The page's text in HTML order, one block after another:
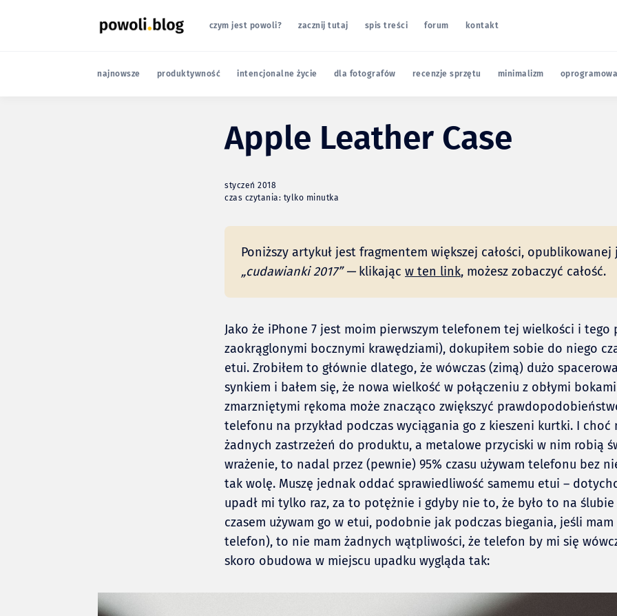
czym jest powoli? zacznij tutaj spis treści forum kontakt
najnowsze produktywność intencjonalne życie dla fotografów recenzje sprzętu minimalizm
Apple Leather Case
styczeń 2018
czas czytania: tylko minutka
Poniższy artykuł jest fragmentem większej całości, opublikowanej
„cudawianki 2017” — klikając w ten link, możesz zobaczyć całość.
Jako że iPhone 7 jest moim pierwszym telefonem tej wielkości i tego
zaokrąglonymi bocznymi krawędziami), dokupiłem sobie do niego
etui. Zrobiłem to głównie dlatego, że wówczas (zimą) dużo
synkiem i bałem się, że nowa wielkość w połączeniu z obłymi
zmarzniętymi rękoma może znacząco zwiększyć
telefonu na przykład podczas wyciągania go z kieszeni kurtki. I choć
żadnych zastrzeżeń do produktu, a metalowe przyciski w nim robią
wrażenie, to nadal przez (pewnie) 95% czasu używam telefonu bez
tak wolę. Muszę jednak oddać sprawiedliwość samemu etui –
upadł mi tylko raz, za to potężnie i gdyby nie to, że było to na
czasem używam go w etui, podobnie jak podczas biegania, jeśli
telefon), to nie mam żadnych wątpliwości, że telefon by mi się
skoro obudowa w miejscu upadku wygląda tak: